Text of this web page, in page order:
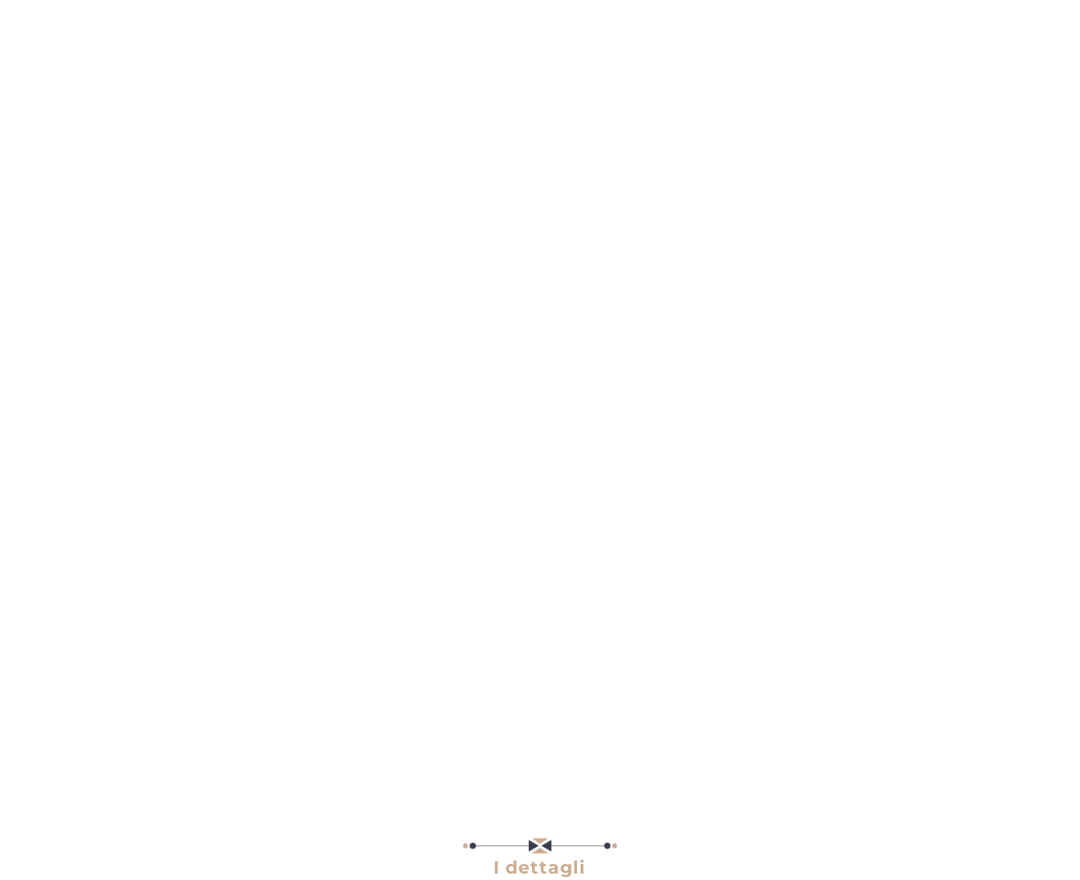
I dettagli